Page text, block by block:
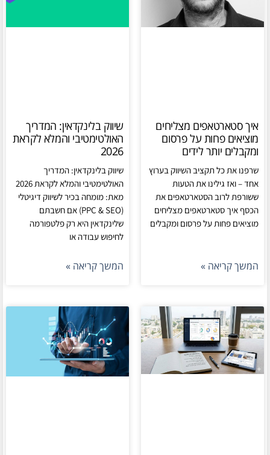
איך סטארטאפים מצליחים
מוציאים פחות על פרסום
ומקבלים יותר לידים
שרפנו את כל תקציב השיווק בערוץ
אחד – ואז גילינו את הטעות
ששורפת לרוב הסטארטאפים את
הכסף איך סטארטאפים מצליחים
מוציאים פחות על פרסום ומקבלים
המשך קריאה »
שיווק בלינקדאין: המדריך
האולטימטיבי והמלא לקראת
2026
שיווק בלינקדאין: המדריך
מאת: מומחה בכיר לשיווק דיגיטלי
(PPC & SEO) אם חשבתם
שלינקדאין היא רק פלטפורמה
לחיפוש עבודה או
המשך קריאה »